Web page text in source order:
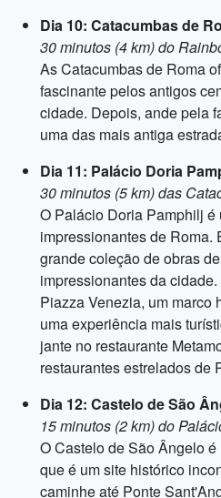
Dia 10: Catacumbas de
30 minutos (4 km) do
As Catacumbas de Roma
fascinante pelos antigos
cidade. Depois, ande pela
uma das mais antiga
Dia 11: Palácio Doria
30 minutos (5 km) das
O Palácio Doria Pamphilj é
impressionantes de Roma.
grande coleção de obras
impressionantes da
Piazza Venezia, um marco
uma experiência mais
jante no restaurante
restaurantes estrelados de
Dia 12: Castelo de São
15 minutos (2 km) do
O Castelo de São Ângelo
que é um site histórico
caminhe até Ponte